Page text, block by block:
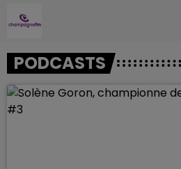
PODCASTS